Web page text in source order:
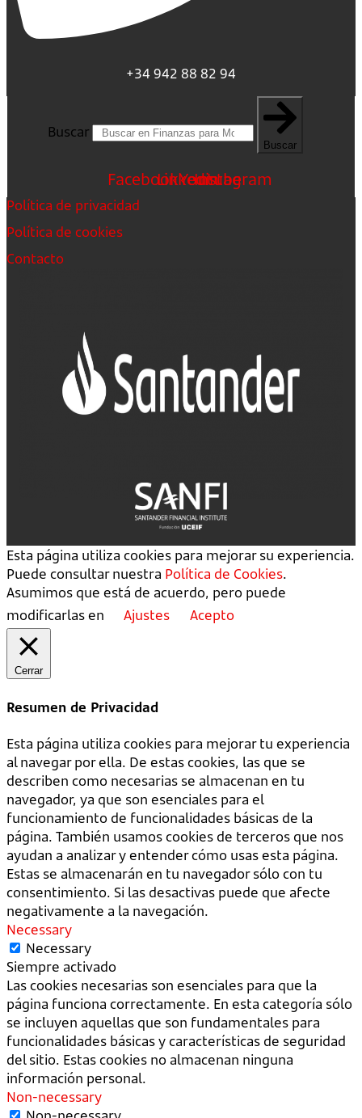
+34 942 88 82 94
Buscar
Buscar
FacebookLinkedin
Youtube
Instagram
Política de privacidad
Política de cookies
Contacto
Esta página utiliza cookies para mejorar su experiencia.
Puede consultar nuestra Política de Cookies.
Asumimos que está de acuerdo, pero puede
modificarlas en
Ajustes Acepto
Cerrar
Resumen de Privacidad
Esta página utiliza cookies para mejorar tu experiencia
al navegar por ella. De estas cookies, las que se
describen como necesarias se almacenan en tu
navegador, ya que son esenciales para el
funcionamiento de funcionalidades básicas de la
página. También usamos cookies de terceros que nos
ayudan a analizar y entender cómo usas esta página.
Estas se almacenarán en tu navegador sólo con tu
consentimiento. Si las desactivas puede que afecte
negativamente a la navegación.
Necessary
Necessary
Siempre activado
Las cookies necesarias son esenciales para que la
página funciona correctamente. En esta categoría sólo
se incluyen aquellas que son fundamentales para
funcionalidades básicas y características de seguridad
del sitio. Estas cookies no almacenan ninguna
información personal.
Non-necessary